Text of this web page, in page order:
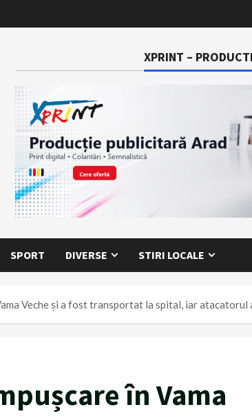
XPRINT –
SPORT DIVERSE STIRI LOCALE
Veche și a fost transportat la spital, iar atacatorul
în Vama